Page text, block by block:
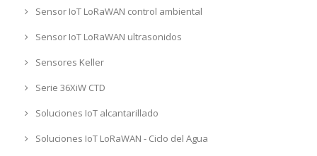
Sensor IoT LoRaWAN control ambiental
Sensor IoT LoRaWAN ultrasonidos
Sensores Keller
Serie 36XiW CTD
Soluciones IoT alcantarillado
Soluciones IoT LoRaWAN - Ciclo del Agua